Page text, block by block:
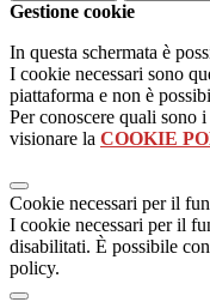
Gestione cookie
In questa schermata è
I cookie necessari sono
piattaforma e non è
Per conoscere quali sono
visionare la COOKIE
Cookie necessari per il
I cookie necessari per il
disabilitati. È possibile
policy.